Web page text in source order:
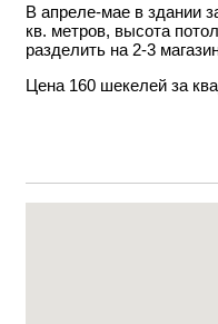
В апреле-мае в здании
кв. метров, высота
разделить на 2-3
Цена 160 шекелей за